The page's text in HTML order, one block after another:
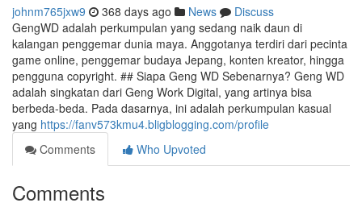
johnm765jxw9 368 days ago News
Discuss
GengWD adalah perkumpulan yang sedang naik daun di
kalangan penggemar dunia maya. Anggotanya terdiri dari pecinta
game online, penggemar budaya Jepang, konten kreator, hingga
pengguna copyright. ## Siapa Geng WD Sebenarnya? Geng WD
adalah singkatan dari Geng Work Digital, yang artinya bisa
berbeda-beda. Pada dasarnya, ini adalah perkumpulan kasual
yang https://fanv573kmu4.bligblogging.com/profile
Comments
Who Upvoted
Comments